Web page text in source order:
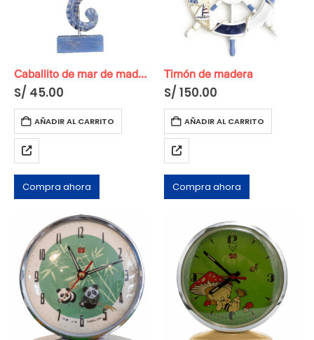
Caballito de mar de madera
S/ 45.00
AÑADIR AL CARRITO
Compra ahora
Timón de madera
S/ 150.00
AÑADIR AL CARRITO
Compra ahora